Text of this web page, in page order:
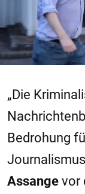
„Die
Bedrohung
Assange vor